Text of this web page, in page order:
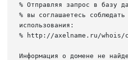
% Отправляя запрос в базу
% вы соглашаетесь соблюдать
использования:
% http://axelname.ru/
Информация о домене не